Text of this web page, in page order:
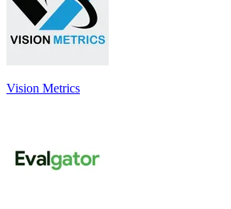
Vision Metrics